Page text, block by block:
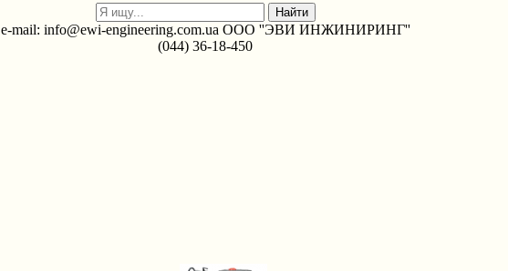
e-mail: info@ewi-engineering.com.ua ООО ''ЭВИ ИНЖИНИРИНГ''
(044) 36-18-450